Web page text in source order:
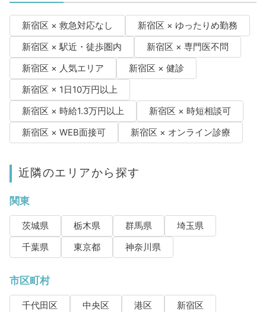
新宿区 × 救急対応なし
新宿区 × ゆったりめ勤務
新宿区 × 駅近・徒歩圏内
新宿区 × 専門医不問
新宿区 × 人気エリア
新宿区 × 健診
新宿区 × 1日10万円以上
新宿区 × 時給1.3万円以上
新宿区 × 時短相談可
新宿区 × WEB面接可
新宿区 × オンライン診療
近隣のエリアから探す
関東
茨城県 栃木県 群馬県
埼玉県
千葉県
東京都 神奈川県
市区町村
千代田区 中央区 港区
新宿区